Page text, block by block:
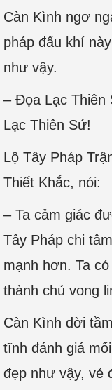
Càn Kình ngơ
pháp đấu khí
như vậy.
– Đọa Lạc Thiên
Lạc Thiên Sứ!
Lộ Tây Pháp
Thiết Khắc, nói:
– Ta cảm giác
Tây Pháp chi
mạnh hơn. Ta
thành chủ vong
Càn Kình dời
tĩnh đánh giá
đẹp như vậy, vẻ